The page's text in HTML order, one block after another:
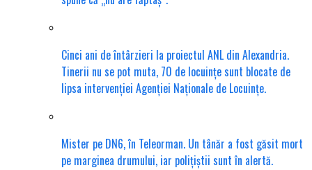
Cinci ani de întârzieri la proiectul ANL din Alexandria.
Tinerii nu se pot muta, 70 de locuințe sunt blocate de
lipsa intervenției Agenției Naționale de Locuințe.
Mister pe DN6, în Teleorman. Un tânăr a fost găsit mort
pe marginea drumului, iar polițiștii sunt în alertă.